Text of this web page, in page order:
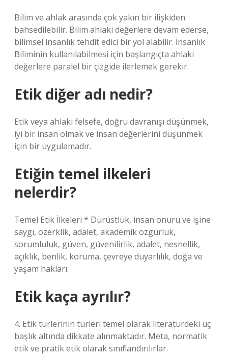
Bilim ve ahlak arasında çok yakın bir ilişkiden
bahsedilebilir. Bilim ahlaki değerlere devam ederse,
bilimsel insanlık tehdit edici bir yol alabilir. İnsanlık
Biliminin kullanılabilmesi için başlangıçta ahlaki
değerlere paralel bir çizgide ilerlemek gerekir.
Etik diğer adı nedir?
Etik veya ahlaki felsefe, doğru davranışı düşünmek,
iyi bir insan olmak ve insan değerlerini düşünmek
için bir uygulamadır.
Etiğin temel ilkeleri
nelerdir?
Temel Etik İlkeleri * Dürüstlük, insan onuru ve işine
saygı, özerklik, adalet, akademik özgürlük,
sorumluluk, güven, güvenilirlik, adalet, nesnellik,
açıklık, benlik, koruma, çevreye duyarlılık, doğa ve
yaşam hakları.
Etik kaça ayrılır?
4. Etik türlerinin türleri temel olarak literatürdeki üç
başlık altında dikkate alınmaktadır. Meta, normatik
etik ve pratik etik olarak sınıflandırılırlar.